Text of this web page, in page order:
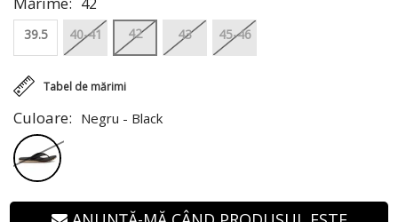
Culoare: Negru - Black
Tabel de mărimi
39.5 40-41 42 43 45-46